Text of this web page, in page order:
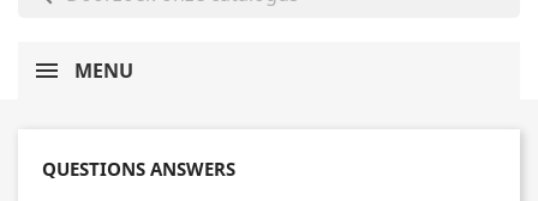
MENU
QUESTIONS ANSWERS